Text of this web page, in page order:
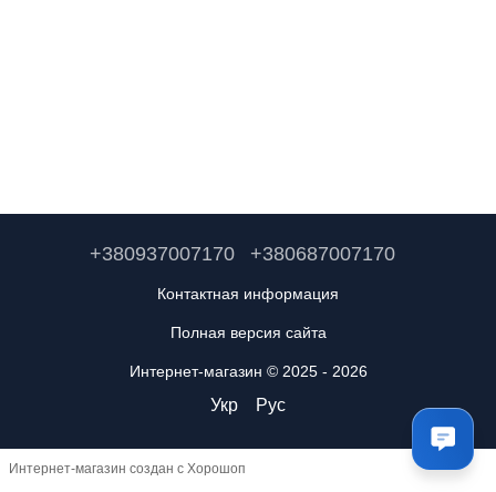
+380937007170 +380687007170
Контактная информация
Полная версия сайта
Интернет-магазин © 2025 - 2026
Укр Рус
Интернет-магазин создан с Хорошоп